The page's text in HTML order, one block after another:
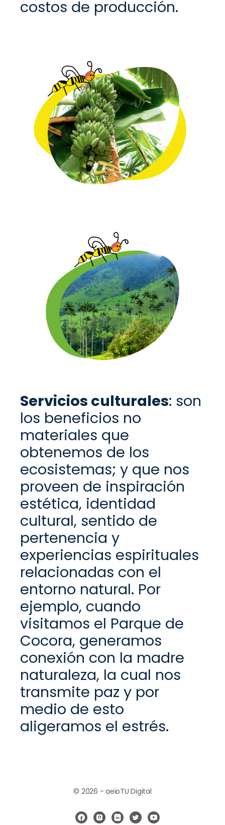
costos de producción.
Servicios culturales: son
los beneficios no
materiales que
obtenemos de los
ecosistemas; y que nos
proveen de inspiración
estética, identidad
cultural, sentido de
pertenencia y
experiencias espirituales
relacionadas con el
entorno natural. Por
ejemplo, cuando
visitamos el Parque de
Cocora, generamos
conexión con la madre
naturaleza, la cual nos
transmite paz y por
medio de esto
aligeramos el estrés.
© 2026 - aeioTU Digital